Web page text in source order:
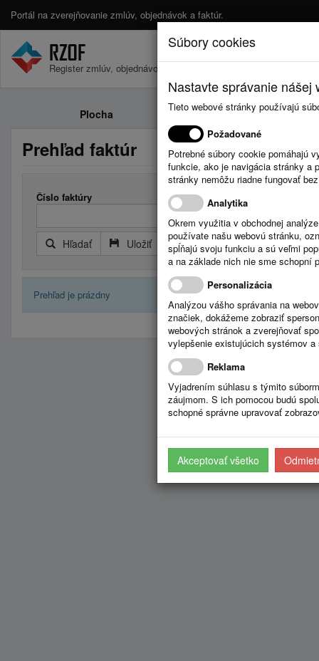
Portál na zverejňovanie zmlúv, objednávok a faktúr.
Register zmlúv, objednávok a faktúr.
Plocha Zmluvy
Prehľad faktúr
Číslo faktúry
Hľadať Uložiť Reset Rozšírený filter
Prehľad je prázdny
Súbory cookies
Nastavte správanie
Tieto webové stránky používajú
Požadované
Potrebné súbory cookie pomáhajú
funkcie, ako je navigácia stránky a
stránky nemôžu riadne fungovať
Analytika
Okrem využitia v obchodnej
používate našu webovú stránku,
spĺňajú svoju funkciu a sú veľmi
a na základe nich nie sme schopní
Personalizácia
Analýzou vášho správania na
značiek, dokážeme zobraziť
webových stránok a zverejňovať
vylepšenie existujúcich systémov
Reklama
Vyjadrením súhlasu s týmito
záujmom. S ich pomocou budú
schopné správne upravovať
Akceptovať všetko